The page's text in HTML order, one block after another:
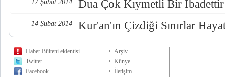
17 Şubat 2014 Dua Çok Kıymetli Bir İbadettir
14 Şubat 2014 Kur'an'ın Çizdiği Sınırlar
Haber Bülteni eklentisi
Twitter
Facebook
Arşiv
Künye
İletişim